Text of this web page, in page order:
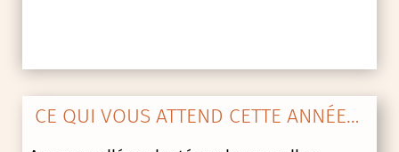
CE QUI VOUS ATTEND CETTE ANNÉE…